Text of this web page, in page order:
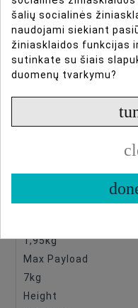
The latest in fluid
balancing
Providing you with
smooth movement
Delivery Contents:
1 x Komodo K7 tripod
Specifications
1,95kg
Max Payload
7kg
Height
šalių socialinės
naudojami siekiant
žiniasklaidos funkcijas
sutinkate su šiais
duomenų tvarkymu?